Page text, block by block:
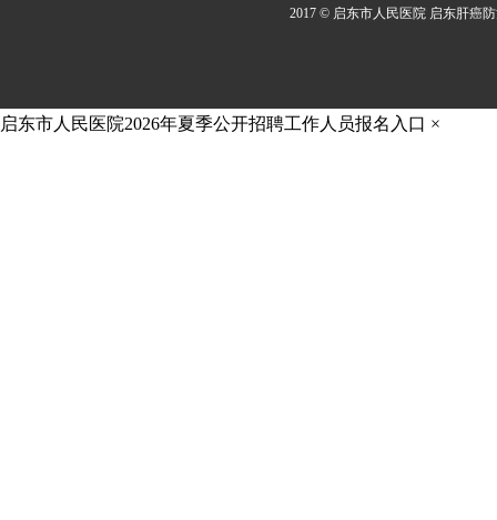
2017 © 启东市人民医院 启东肝癌
启东市人民医院2026年夏季公开招聘工作人员报名入口 ×